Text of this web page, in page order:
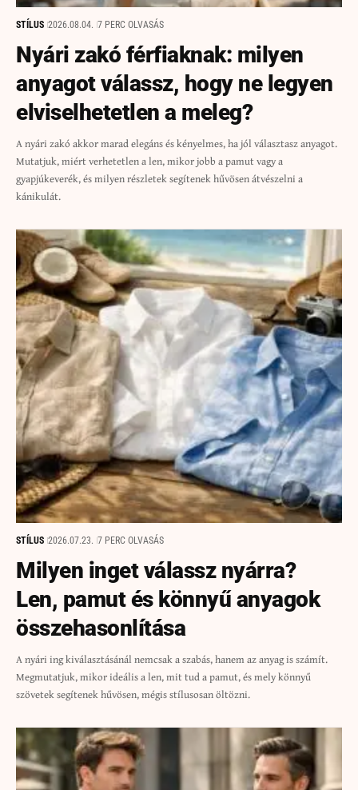
STÍLUS 2026.08.04. 7 PERC OLVASÁS
Nyári zakó férfiaknak: milyen
anyagot válassz, hogy ne legyen
elviselhetetlen a meleg?
A nyári zakó akkor marad elegáns és kényelmes, ha jól választasz anyagot.
Mutatjuk, miért verhetetlen a len, mikor jobb a pamut vagy a
gyapjúkeverék, és milyen részletek segítenek hűvösen átvészelni a
kánikulát.
STÍLUS 2026.07.23. 7 PERC OLVASÁS
Milyen inget válassz nyárra?
Len, pamut és könnyű anyagok
összehasonlítása
A nyári ing kiválasztásánál nemcsak a szabás, hanem az anyag is számít.
Megmutatjuk, mikor ideális a len, mit tud a pamut, és mely könnyű
szövetek segítenek hűvösen, mégis stílusosan öltözni.